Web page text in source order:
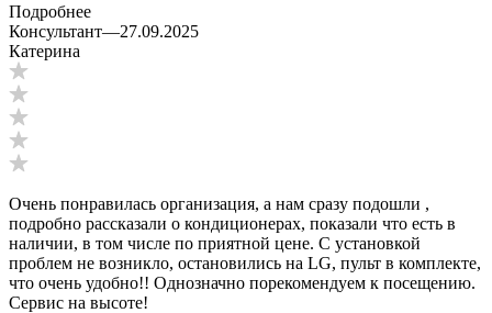
Подробнее
Консультант—27.09.2025
Катерина
Очень понравилась организация, а нам сразу подошли ,
подробно рассказали о кондиционерах, показали что есть в
наличии, в том числе по приятной цене. С установкой
проблем не возникло, остановились на LG, пульт в комплекте,
что очень удобно!! Однозначно порекомендуем к посещению.
Сервис на высоте!